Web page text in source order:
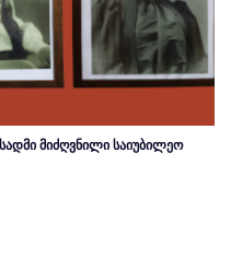
მიძღვნილი საიუბილეო